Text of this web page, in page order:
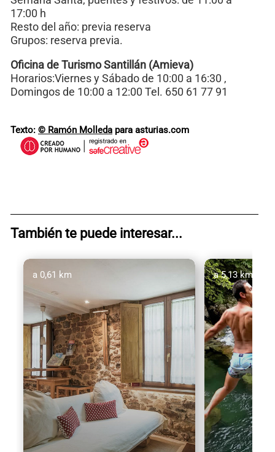
17:00 h
Resto del año: previa reserva
Grupos: reserva previa.
Oficina de Turismo Santillán (Amieva)
Horarios:Viernes y Sábado de 10:00 a 16:30 ,
Domingos de 10:00 a 12:00 Tel. 650 61 77 91
Texto: © Ramón Molleda para asturias.com
También te puede interesar...
a 0,61 km a 5,13 km